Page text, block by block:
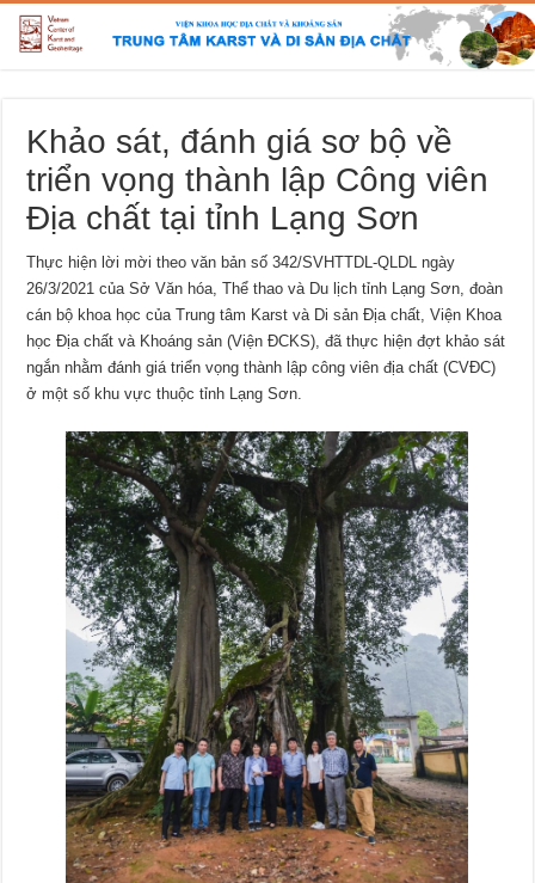
Khảo sát, đánh giá sơ bộ về
triển vọng thành lập Công viên
Địa chất tại tỉnh Lạng Sơn
Thực hiện lời mời theo văn bản số 342/SVHTTDL-QLDL ngày
26/3/2021 của Sở Văn hóa, Thể thao và Du lịch tỉnh Lạng Sơn, đoàn
cán bộ khoa học của Trung tâm Karst và Di sản Địa chất, Viện Khoa
học Địa chất và Khoáng sản (Viện ĐCKS), đã thực hiện đợt khảo sát
ngắn nhằm đánh giá triển vọng thành lập công viên địa chất (CVĐC)
ở một số khu vực thuộc tỉnh Lạng Sơn.